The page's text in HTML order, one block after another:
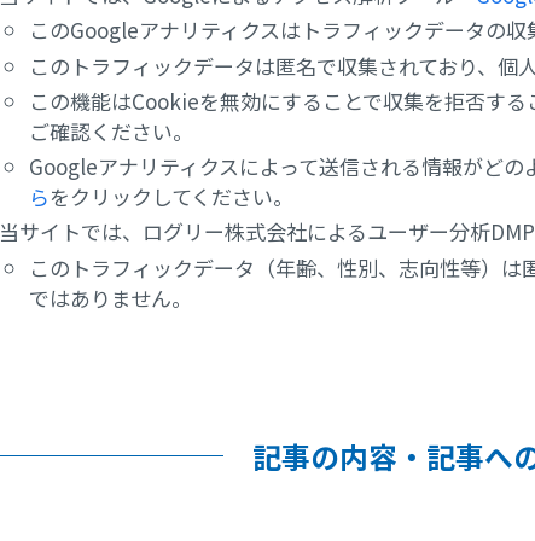
このGoogleアナリティクスはトラフィックデータの収
このトラフィックデータは匿名で収集されており、個
この機能はCookieを無効にすることで収集を拒否す
ご確認ください。
Googleアナリティクスによって送信される情報がど
らをクリックしてください。
当サイトでは、ログリー株式会社によるユーザー分析
このトラフィックデータ（年齢、性別、志向性等）
ではありません。
記事の内容・記事へ